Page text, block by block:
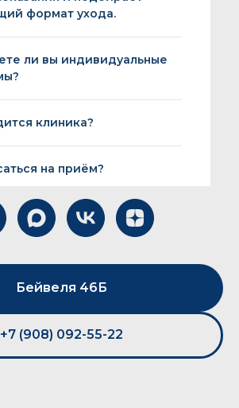
формат ухода.
ли вы индивидуальные
клиника?
на приём?
Бейвеля 46Б
+7 (908) 092-55-22